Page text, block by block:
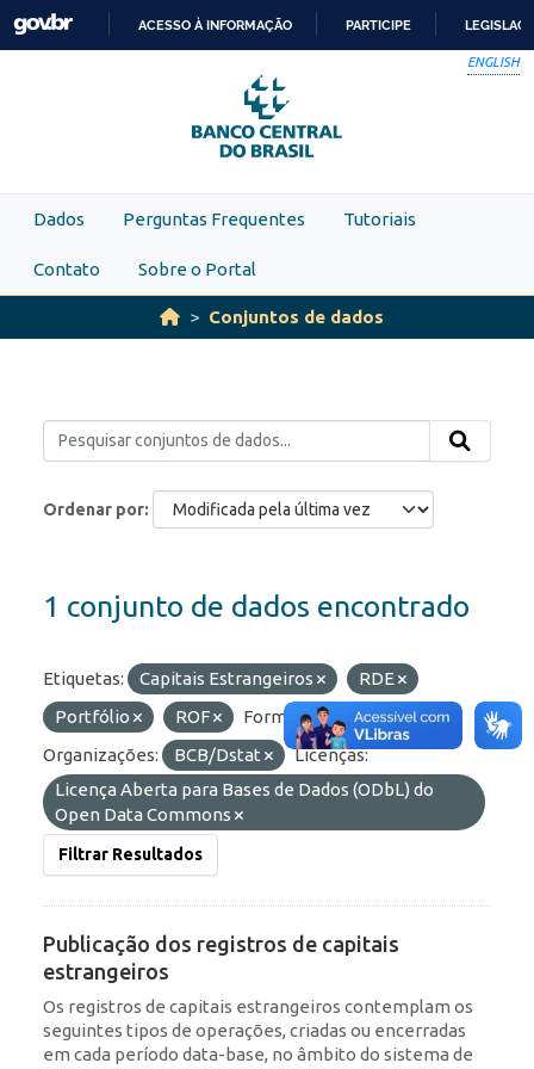
Skip to main content
PARA
O
CONTEÚDO
ACESSO À INFORMAÇÃO PARTICIPE
ENGLISH
Dados Perguntas Frequentes Tutoriais
Contato Sobre o Portal
Conjuntos de dados
Ordenar por
1 conjunto de dados encontrado
Etiquetas: Capitais Estrangeiros
RDE
Portfólio
ROF Formatos:
JSON
Organizações:
BCB/Dstat
Licenças:
Licença Aberta para Bases de Dados (ODbL) do
Open Data Commons
Filtrar Resultados
Publicação dos registros de capitais
estrangeiros
Os registros de capitais estrangeiros contemplam os
seguintes tipos de operações, criadas ou encerradas
em cada período data-base, no âmbito do sistema de